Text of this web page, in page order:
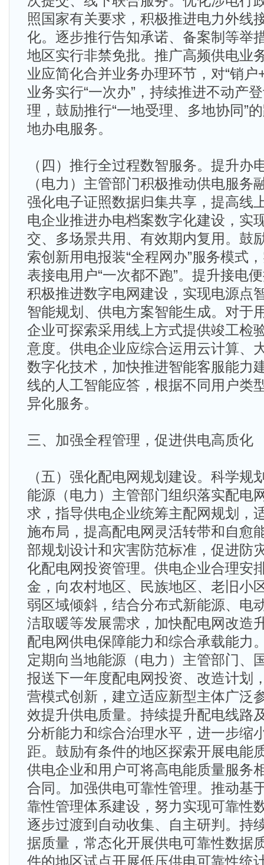
照国家有关要求，积极推进电力外线
化。逐步推行告知承诺、备案制等举
地区实行非禁免批。推广高频供电业
业应简化合并业务办理环节，对“销户
业务实行“一次办”，持续推进不动产
理，鼓励推行“一地受理、多地协同”
地办电服务。
（四）推行全过程数智服务。提升办
（电力）主管部门积极推动供电服务
强化电子证照数据归集共享，提高线
电企业推进办电档案数字化建设，实
交、多场景共用、有效期内复用。鼓
索创新用电报装“全程网办”服务模式
表接电用户“一次都不跑”。提升接电
积极推进数字电网建设，实现电源点
智能规划、供电方案智能生成。对于
企业可探索采用线上方式提供竣工检
意度。供电企业应综合运用云计算、
数字化技术，加快推进智能客服能力
线的人工智能应答，根据不同用户类
异化服务。
三、加强全程管理，促进供电高质化
（五）强化配电网规划建设。科学规
能源（电力）主管部门组织落实配电
求，指导供电企业统筹主配网规划，
施布局，提高配电网灵活转带和自愈
部规划设计和灾害防范标准，促进防
化配电网投资管理。供电企业合理安
金，向农村地区、民族地区、老旧小
弱区域倾斜，结合分布式新能源、电
洁取暖等发展需求，加快配电网改造
配电网供电保障能力和综合承载能力
定期向当地能源（电力）主管部门、
报送下一年度配电网投资、改造计划
营模式创新，建立适应新型主体广泛
效提升供电质量。持续提升配电线路
分析能力和综合治理水平，进一步缩
距。鼓励有条件的地区探索开展电能
供电企业和用户可将高电能质量服务
合同。加强供电可靠性管理。推动基
靠性管理体系建设，努力实现可靠性
逐步过渡到自动收集、自主研判。持
据质量，常态化开展供电可靠性数据
件的地区试点开展低压供电可靠性统